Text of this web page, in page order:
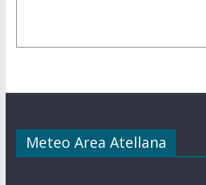
Meteo Area Atellana